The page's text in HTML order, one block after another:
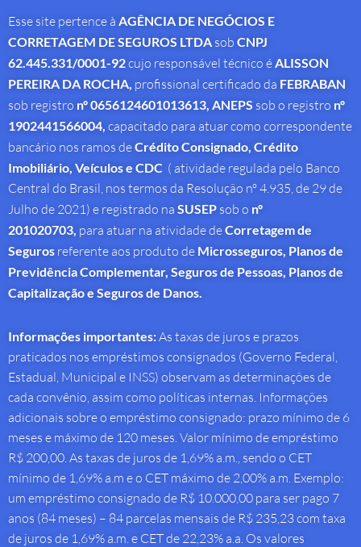
Esse site pertence à AGÊNCIA DE NEGÓCIOS E
CORRETAGEM DE SEGUROS LTDAsob CNPJ
62.445.331/0001-92cujo responsável técnico éALISSON
PEREIRA DA ROCHA, profissional certificado da FEBRABAN
sob registro nº 0656124601013613, ANEPS sob o registro nº
1902441566004, capacitado para atuar como correspondente
bancário nos ramos deCrédito Consignado, Crédito
Imobiliário, Veículos e CDC ( atividade regulada pelo Banco
Central do Brasil, nos termos da Resolução nº 4.935, de 29 de
Julho de 2021) e registrado na SUSEP sob o nº
201020703, para atuar na atividade deCorretagem de
Seguros referente aos produto de Microsseguros, Planos de
Previdência Complementar, Seguros de Pessoas, Planos de
Capitalização e Seguros de Danos.
Informações importantes:As taxas de juros e prazos
praticados nos empréstimos consignados (Governo Federal,
Estadual, Municipal e INSS) observam as determinações de
cada convênio, assim como políticas internas. Informações
adicionais sobre o empréstimo consignado: prazo mínimo de 6
meses e máximo de 120 meses. Valor mínimo de empréstimo
R$ 200,00. As taxas de juros de 1,69% a.m., sendo o CET
mínimo de 1,69% a.m e o CET máximo de 2,00% a.m. Exemplo:
um empréstimo consignado de R$ 10.000,00 para ser pago 7
anos (84 meses) – 84 parcelas mensais de R$ 235,23 com taxa
de juros de 1,69% a.m. e CET de 22,23% a.a. Os valores